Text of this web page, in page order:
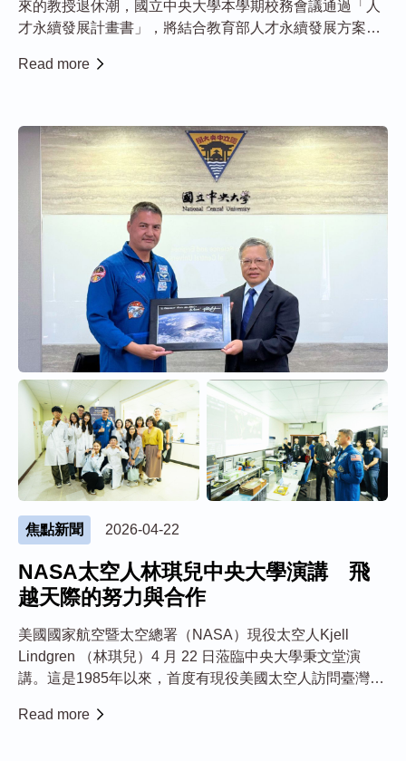
來的教授退休潮，國立中央大學本學期校務會議通過「人
才永續發展計畫書」，將結合教育部人才永續發展方案之
受矚目為「松濤學者」，除原有之法定給與外，10年額外
Read more
焦點新聞 2026-04-22
NASA太空人林琪兒中央大學演講 飛
越天際的努力與合作
美國國家航空暨太空總署（NASA）現役太空人Kjell
Lindgren （林琪兒）4 月 22 日蒞臨中央大學秉文堂演
講。這是1985年以來，首度有現役美國太空人訪問臺灣，
學推廣意義。 Lindgren 1973年於台北出生，父親是當時
Read more